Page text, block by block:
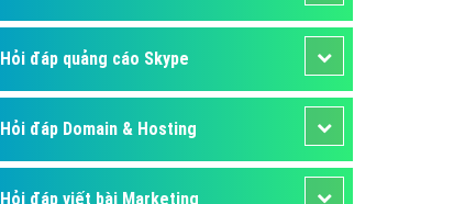
Hỏi đáp quảng cáo Skype
Hỏi đáp Domain & Hosting
Hỏi đáp viết bài Marketing